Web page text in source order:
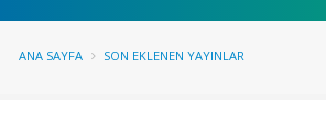
ANA SAYFA SON EKLENEN YAYINLAR